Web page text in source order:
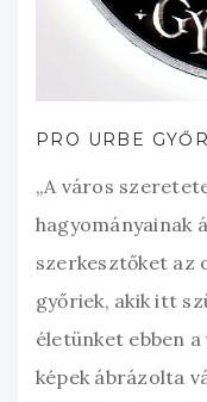
PRO URBE
„A város
hagyományainak
szerkesztőket az
győriek, akik itt
életünket ebben
képek ábrázolta